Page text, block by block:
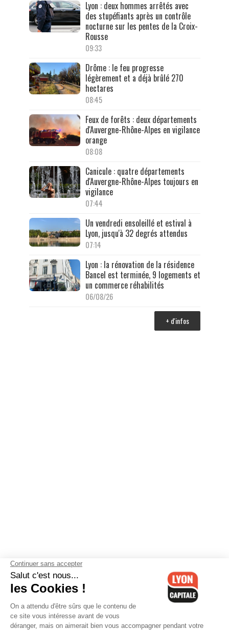
Lyon : deux hommes arrêtés avec
des stupéfiants après un contrôle
nocturne sur les pentes de la Croix-
Rousse
09:33
Drôme : le feu progresse
légèrement et a déjà brûlé 270
hectares
08:45
Feux de forêts : deux départements
d'Auvergne-Rhône-Alpes en vigilance
orange
08:08
Canicule : quatre départements
d'Auvergne-Rhône-Alpes toujours en
vigilance
07:44
Un vendredi ensoleillé et estival à
Lyon, jusqu'à 32 degrés attendus
07:14
Lyon : la rénovation de la résidence
Bancel est terminée, 9 logements et
un commerce réhabilités
06/08/26
+ d'infos